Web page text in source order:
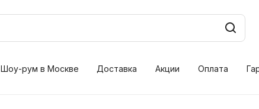
Шоу-рум в Москве Доставка Акции Оплата